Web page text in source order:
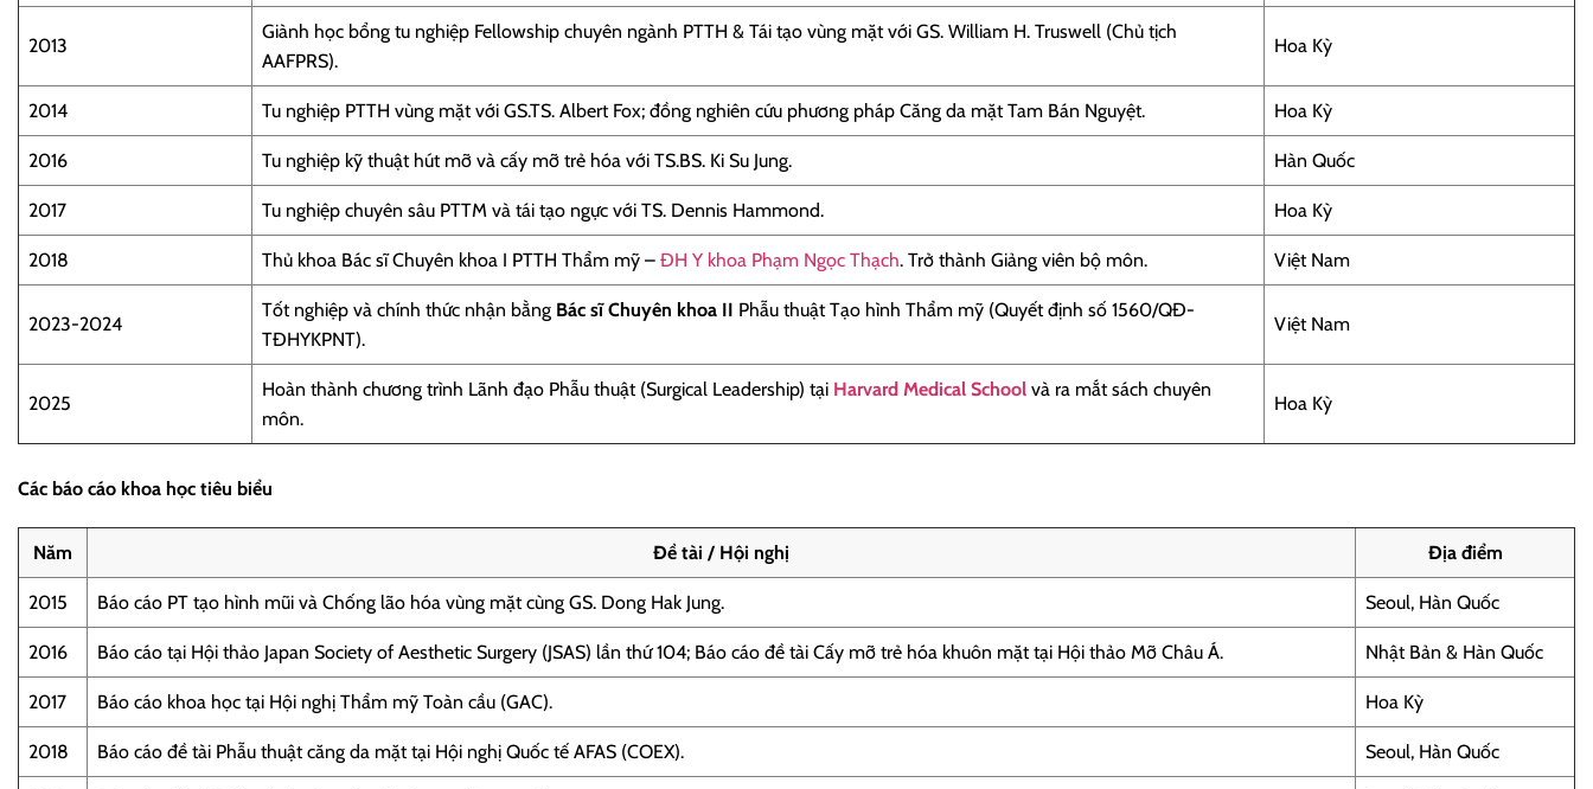
2013
Giành học bổng tu nghiệp Fellowship chuyên ngành PTTH & Tái tạo vùng mặt với GS. William H. Truswell (Chủ tịch
AAFPRS).
Hoa Kỳ
2014 Tu nghiệp PTTH vùng mặt với GS.TS. Albert Fox; đồng nghiên cứu phương pháp Căng da mặt Tam Bán Nguyệt. Hoa Kỳ
2016 Tu nghiệp kỹ thuật hút mỡ và cấy mỡ trẻ hóa với TS.BS. Ki Su Jung. Hàn Quốc
2017 Tu nghiệp chuyên sâu PTTM và tái tạo ngực với TS. Dennis Hammond. Hoa Kỳ
2018 Thủ khoa Bác sĩ Chuyên khoa I PTTH Thẩm mỹ – ĐH Y khoa Phạm Ngọc Thạch. Trở thành Giảng viên bộ môn. Việt Nam
2023-2024
Tốt nghiệp và chính thức nhận bằng Bác sĩ Chuyên khoa II Phẫu thuật Tạo hình Thẩm mỹ (Quyết định số 1560/QĐ-
TĐHYKPNT).
Việt Nam
2025
Hoàn thành chương trình Lãnh đạo Phẫu thuật (Surgical Leadership) tại Harvard Medical School và ra mắt sách chuyên
môn.
Hoa Kỳ
Các báo cáo khoa học tiêu biểu
Năm Đề tài / Hội nghị Địa điểm
2015 Báo cáo PT tạo hình mũi và Chống lão hóa vùng mặt cùng GS. Dong Hak Jung. Seoul, Hàn Quốc
2016 Báo cáo tại Hội thảo Japan Society of Aesthetic Surgery (JSAS) lần thứ 104; Báo cáo đề tài Cấy mỡ trẻ hóa khuôn mặt tại Hội thảo Mỡ Châu Á. Nhật Bản & Hàn Quốc
2017 Báo cáo khoa học tại Hội nghị Thẩm mỹ Toàn cầu (GAC). Hoa Kỳ
2018 Báo cáo đề tài Phẫu thuật căng da mặt tại Hội nghị Quốc tế AFAS (COEX). Seoul, Hàn Quốc